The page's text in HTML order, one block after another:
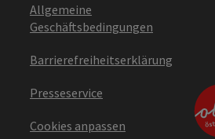
Allgemeine
Geschäftsbedingungen
Barrierefreiheitserklärung
Presseservice
Cookies anpassen